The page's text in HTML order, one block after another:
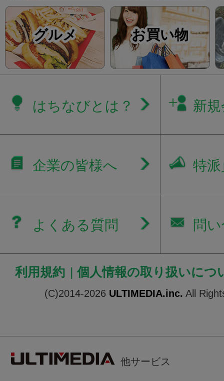
グルメ お買い物
はちなびとは？ 新
企業の皆様へ 特
よくある質問 問
利用規約 | 個人情報の取り扱いにつ
(C)2014-2026 ULTIMEDIA.inc. All
他サービス